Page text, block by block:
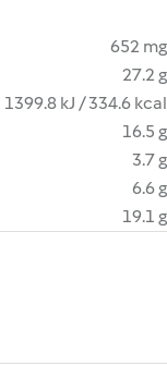
652 mg
27.2 g
1399.8 kJ / 334.6 kcal
16.5 g
3.7 g
6.6 g
19.1 g